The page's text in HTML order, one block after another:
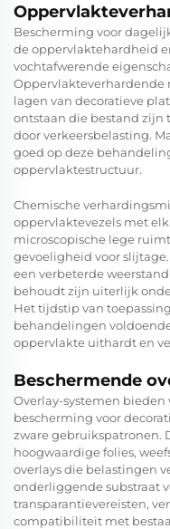
Bescherming voor
de oppervlaktehardheid
vochtafwerende
lagen van decoratieve
ontstaan die bestand zijn
door verkeersbelasting.
goed op deze
oppervlaktestructuur.
Chemische
oppervlaktevezels met
microscopische lege
gevoeligheid voor
een verbeterde
behoudt zijn uiterlijk
Het tijdstip van
behandelingen
oppervlakte uithardt en
Beschermende
Overlay-systemen
bescherming voor
zware gebruikspatronen.
hoogwaardige folies,
overlays die belastingen
onderliggende substraat
transparantievereisten,
compatibiliteit met